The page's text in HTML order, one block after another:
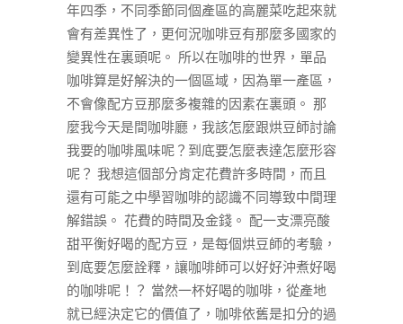
年四季，不同季節同個產區的高麗菜吃起來就
會有差異性了，更何況咖啡豆有那麼多國家的
變異性在裏頭呢。 所以在咖啡的世界，單品
咖啡算是好解決的一個區域，因為單一產區，
不會像配方豆那麼多複雜的因素在裏頭。 那
麼我今天是間咖啡廳，我該怎麼跟烘豆師討論
我要的咖啡風味呢？到底要怎麼表達怎麼形容
呢？ 我想這個部分肯定花費許多時間，而且
還有可能之中學習咖啡的認識不同導致中間理
解錯誤。 花費的時間及金錢。 配一支漂亮酸
甜平衡好喝的配方豆，是每個烘豆師的考驗，
到底要怎麼詮釋，讓咖啡師可以好好沖煮好喝
的咖啡呢！？ 當然一杯好喝的咖啡，從產地
就已經決定它的價值了，咖啡依舊是扣分的過